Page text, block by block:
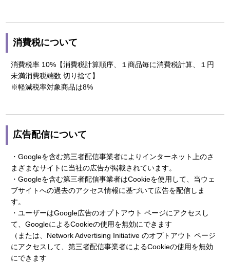
消費税について
消費税率 10%【消費税計算順序、１商品毎に消費税計算、１円
未満消費税端数 切り捨て】
※軽減税率対象商品は8%
広告配信について
・Googleを含む第三者配信事業者によりインターネット上のさ
まざまなサイトに当社の広告が掲載されています。
・Googleを含む第三者配信事業者はCookieを使用して、当ウェ
ブサイトへの過去のアクセス情報に基づいて広告を配信しま
す。
・ユーザーはGoogle広告のオプトアウト ページにアクセスし
て、GoogleによるCookieの使用を無効にできます
（または、Network Advertising Initiative のオプトアウト ページ
にアクセスして、第三者配信事業者によるCookieの使用を無効
にできます